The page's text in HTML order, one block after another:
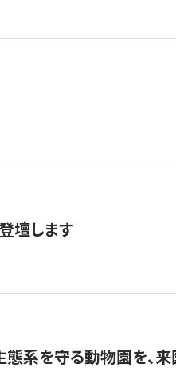
壇します
系を守る動物園を、